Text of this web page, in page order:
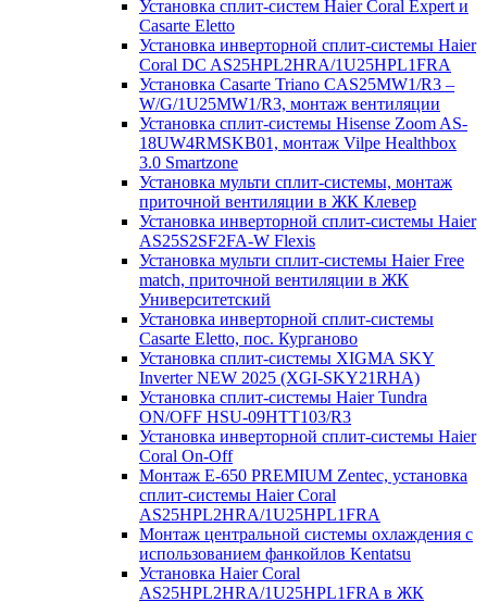
Установка сплит-систем Haier Coral Expert и
Casarte Eletto
Установка инверторной сплит-системы Haier
Coral DC AS25HPL2HRA/1U25HPL1FRA
Установка Casarte Triano CAS25MW1/R3 –
W/G/1U25MW1/R3, монтаж вентиляции
Установка сплит-системы Hisense Zoom AS-
18UW4RMSKB01, монтаж Vilpe Healthbox
3.0 Smartzone
Установка мульти сплит-системы, монтаж
приточной вентиляции в ЖК Клевер
Установка инверторной сплит-системы Haier
AS25S2SF2FA-W Flexis
Установка мульти сплит-системы Haier Free
match, приточной вентиляции в ЖК
Университетский
Установка инверторной сплит-системы
Casarte Eletto, пос. Курганово
Установка сплит-системы XIGMA SKY
Inverter NEW 2025 (XGI-SKY21RHA)
Установка сплит-системы Haier Tundra
ON/OFF HSU-09HTT103/R3
Установка инверторной сплит-системы Haier
Coral On-Off
Монтаж E-650 PREMIUM Zentec, установка
сплит-системы Haier Coral
AS25HPL2HRA/1U25HPL1FRA
Монтаж центральной системы охлаждения с
использованием фанкойлов Kentatsu
Установка Haier Coral
AS25HPL2HRA/1U25HPL1FRA в ЖК